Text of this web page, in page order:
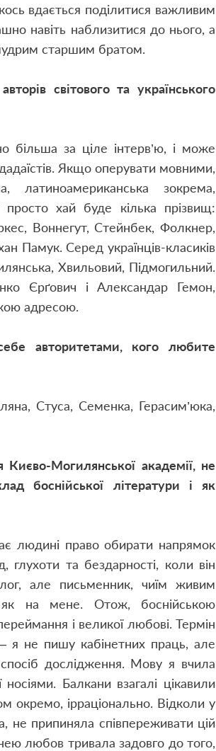
вдається поділитися важливим
навіть наблизитися до нього, а
старшим братом.
світового та українського
більша за ціле інтерв’ю, і може
Якщо оперувати мовними,
латиноамериканська зокрема,
хай буде кілька прізвищ:
Воннегут, Стейнбек, Фолкнер,
Памук. Серед українців-класиків
Хвильовий, Підмогильний.
Єрґович і Александар Гемон,
адресою.
авторитетами, кого любите
Стуса, Семенка, Герасим’юка,
Могилянської академії, не
боснійської літератури і як
людині право обирати напрямок
глухоти та бездарності, коли він
але письменник, чиїм живим
на мене. Отож, боснійською
і великої любові. Термін
я не пишу кабінетних праць, але
дослідження. Мову я вчила
Балкани взагалі цікавили
окремо, ірраціонально. Відколи у
не припиняла співпереживати цій
любов тривала задовго до того,